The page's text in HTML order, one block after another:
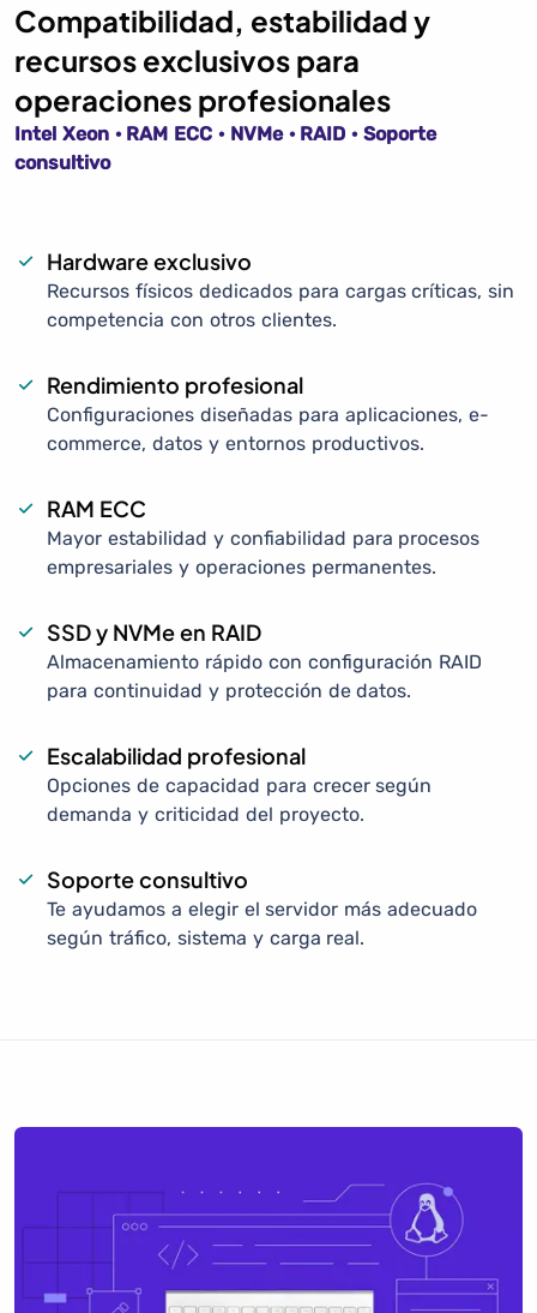
Compatibilidad, estabilidad y
recursos exclusivos para
operaciones profesionales
Intel Xeon · RAM ECC · NVMe · RAID · Soporte
consultivo
Hardware exclusivo
Recursos físicos dedicados para cargas críticas, sin
competencia con otros clientes.
Rendimiento profesional
Configuraciones diseñadas para aplicaciones, e-
commerce, datos y entornos productivos.
RAM ECC
Mayor estabilidad y confiabilidad para procesos
empresariales y operaciones permanentes.
SSD y NVMe en RAID
Almacenamiento rápido con configuración RAID
para continuidad y protección de datos.
Escalabilidad profesional
Opciones de capacidad para crecer según
demanda y criticidad del proyecto.
Soporte consultivo
Te ayudamos a elegir el servidor más adecuado
según tráfico, sistema y carga real.